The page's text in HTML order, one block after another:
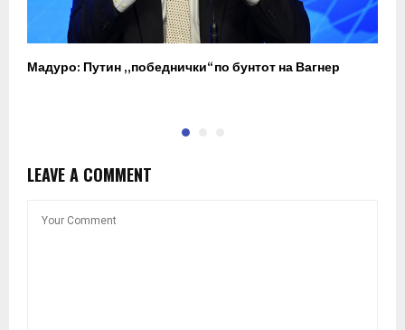
Мадуро: Путин „победнички“ по бунтот на Вагнер
LEAVE A COMMENT